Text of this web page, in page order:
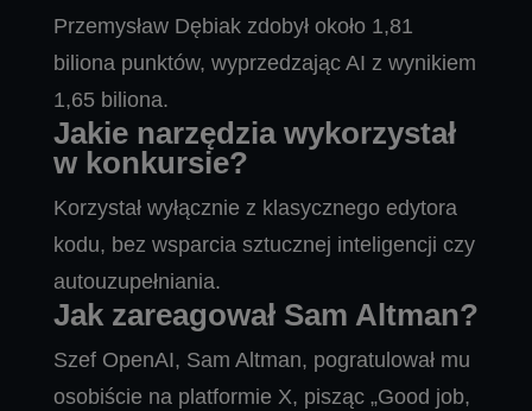
Przemysław Dębiak zdobył około 1,81
biliona punktów, wyprzedzając AI z wynikiem
1,65 biliona.
Jakie narzędzia wykorzystał
w konkursie?
Korzystał wyłącznie z klasycznego edytora
kodu, bez wsparcia sztucznej inteligencji czy
autouzupełniania.
Jak zareagował Sam Altman?
Szef OpenAI, Sam Altman, pogratulował mu
osobiście na platformie X, pisząc „Good job,